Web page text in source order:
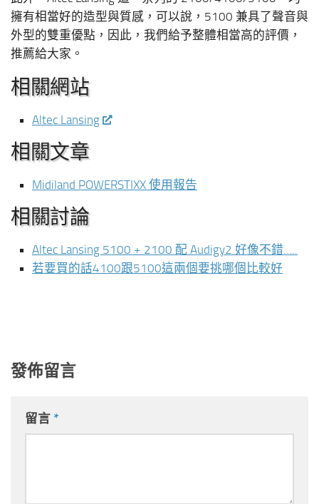
擁有相當好的造型與質感，可以說，5100 兼具了聲音與
外型的雙重優點，因此，我們給予整體相當高的評價，
推薦給大家。
相關網站
Altec Lansing
相關文章
Midiland POWERSTIXX 使用報告
相關討論
Altec Lansing 5100 + 2100 配 Audigy2 好像不錯…..
若要買的話4100跟5100這兩個要挑哪個比較好
發佈留言
留言 *